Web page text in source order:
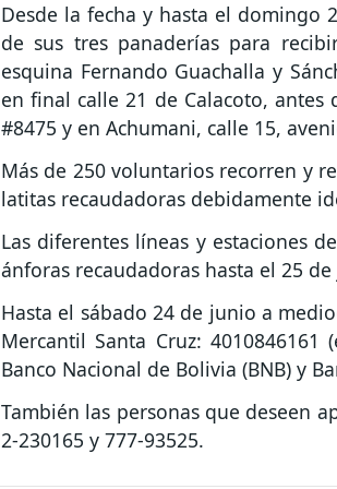
Desde la fecha y hasta el domingo
de sus tres panaderías para
esquina Fernando Guachalla y
en final calle 21 de Calacoto,
#8475 y en Achumani, calle 15,
Más de 250 voluntarios recorren y
latitas recaudadoras debidamente
Las diferentes líneas y estaciones
ánforas recaudadoras hasta el 25
Hasta el sábado 24 de junio a
Mercantil Santa Cruz:
Banco Nacional de Bolivia (BNB) y
También las personas que deseen
2-230165 y 777-93525.